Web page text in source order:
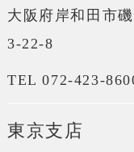
大阪府岸和田市
3-22-8
TEL 072-423-
東京支店